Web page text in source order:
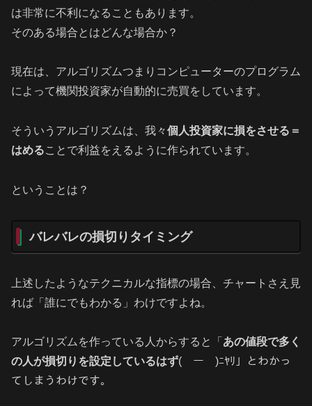
は非常に不利になることもあります。
そのある場合とはどんな場合か？
現在は、アルゴリズムつまりコンピューターのプログラム
によって機関投資家が自動的に売買をしています。
そういうアルゴリズムは、我々個人投資家に損をさせる＝
はめることで利益をえるように作られています。
ということは？
バレバレの損切りタイミング
上述したようなテクニカルな指標の場合、チャートさえ見
れば「誰にでもわかる」わけですよね。
アルゴリズムを作っている人からすると「 あの値段で多く
の人が損切りを設定しているはず(￣ー￣)ﾆﾔﾘ」とわかっ
てしまうわけです。